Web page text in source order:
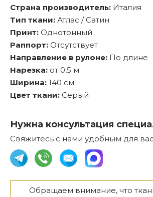
Страна производитель: Италия
Тип ткани: Атлас / Сатин
Принт: Однотонный
Раппорт: Отсутствует
Направление в рулоне: По длине
Нарезка: от 0,5 м
Ширина: 140 см
Цвет ткани: Серый
Нужна консультация
Свяжитесь с нами удобным для
Обращаем внимание, что